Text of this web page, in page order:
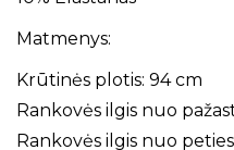
Matmenys:
Krūtinės plotis: 94 cm
Rankovės ilgis nuo
Rankovės ilgis nuo